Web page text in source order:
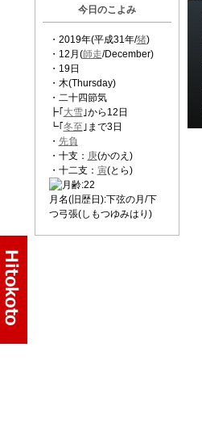
今日のこよみ
・2019年(平成31年/猪)
・12月(師走/December)
・19日
・木(Thursday)
・二十四節気
┣｢ 大雪｣から12日
┗｢ 冬至 ｣まで3日
・ 先負
・十支： 庚(かのえ)
・十二支： 寅(とら)
月名(旧歴日):下弦の月/下
つ弓張(しもつゆみはり)